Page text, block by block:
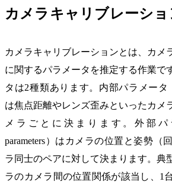
カメラキャリブレーシ
カメラキャリブレーションとは、カメ
に関するパラメータを推定する作業で
タは2種類あります。内部パラメータ（
は焦点距離やレンズ歪みといったカメ
メラごとに決まります。外部パ
parameters）はカメラの位置と姿勢（
ラ同士のペアに対して決まります。典
ラのカメラ間の位置関係が該当し、1